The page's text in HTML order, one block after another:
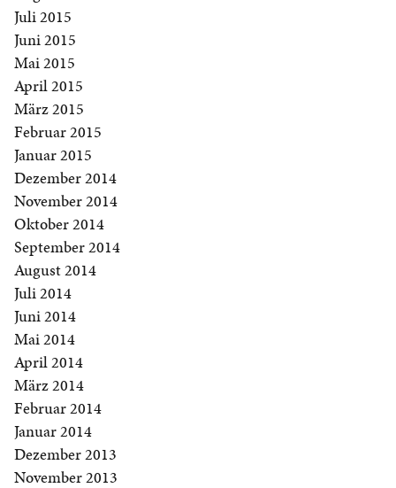
Juli 2015
Juni 2015
Mai 2015
April 2015
März 2015
Februar 2015
Januar 2015
Dezember 2014
November 2014
Oktober 2014
September 2014
August 2014
Juli 2014
Juni 2014
Mai 2014
April 2014
März 2014
Februar 2014
Januar 2014
Dezember 2013
November 2013